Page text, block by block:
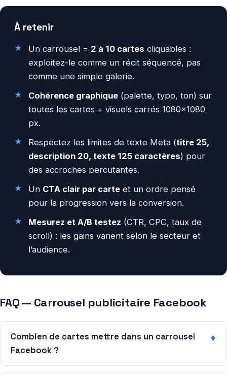
À retenir
Un carrousel = 2 à 10 cartes cliquables :
exploitez-le comme un récit séquencé, pas
comme une simple galerie.
Cohérence graphique (palette, typo, ton) sur
toutes les cartes + visuels carrés 1080×1080
px.
Respectez les limites de texte Meta (titre 25,
description 20, texte 125 caractères) pour
des accroches percutantes.
Un CTA clair par carte et un ordre pensé
pour la progression vers la conversion.
Mesurez et A/B testez (CTR, CPC, taux de
scroll) : les gains varient selon le secteur et
l’audience.
FAQ — Carrousel publicitaire Facebook
Combien de cartes mettre dans un carrousel
Facebook ?